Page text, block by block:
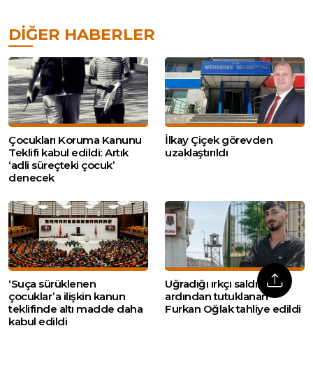
DIĞER HABERLER
Çocukları Koruma Kanunu
Teklifi kabul edildi: Artık
‘adli süreçteki çocuk’
denecek
İlkay Çiçek görevden
uzaklaştırıldı
‘Suça sürüklenen
çocuklar’a ilişkin kanun
teklifinde altı madde daha
kabul edildi
Uğradığı ırkçı saldırının
ardından tutuklanan
Furkan Oğlak tahliye edildi